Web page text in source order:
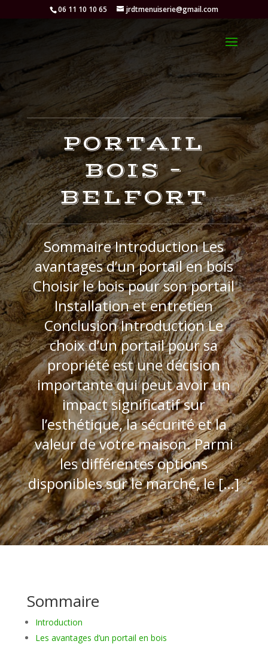
06 11 10 10 65 jrdtmenuiserie@gmail.com
PORTAIL
BOIS –
BELFORT
Sommaire Introduction Les
avantages d’un portail en bois
Choisir le bois pour son portail
Installation et entretien
Conclusion Introduction Le
choix d’un portail pour sa
propriété est une décision
importante qui peut avoir un
impact significatif sur
l’esthétique, la sécurité et la
valeur de votre maison. Parmi
les différentes options
disponibles sur le marché, le […]
Sommaire
Introduction
Les avantages d’un portail en bois